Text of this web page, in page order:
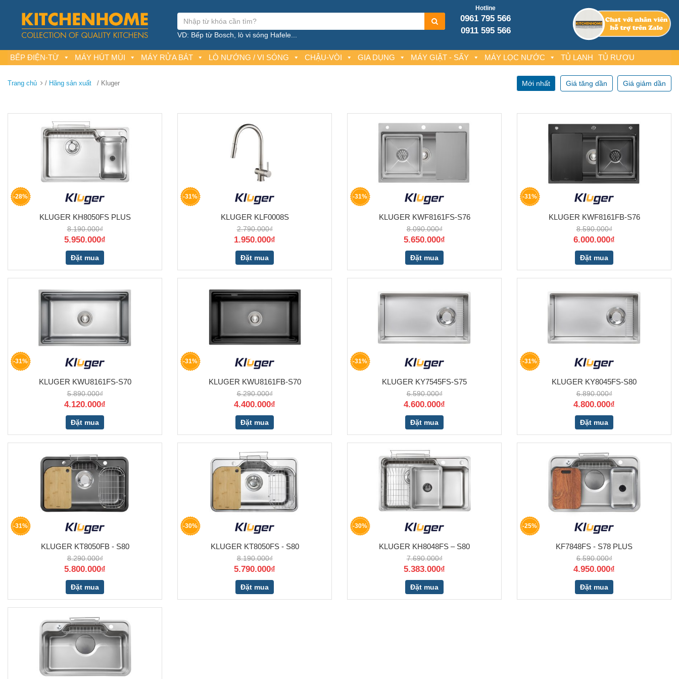
Hotline
0961 795 566
0911 595 566
VD: Bếp từ Bosch, lò vi sóng Hafele...
BẾP ĐIỆN-TỪ MÁY HÚT MÙI MÁY RỬA BÁT LÒ NƯỚNG / VI SÓNG CHẬU-VÒI GIA DỤNG MÁY GIẶT - SẤY MÁY LỌC NƯỚC TỦ LẠNH TỦ RƯỢU
Trang chủ / Hãng sản xuất / Kluger Mới nhất Giá tăng dần Giá giảm dần
-28%
KLUGER KH8050FS PLUS
8.190.000₫
5.950.000₫
Đặt mua
-31%
KLUGER KLF0008S
2.790.000₫
1.950.000₫
Đặt mua
-31%
KLUGER KWF8161FS-S76
8.090.000₫
5.650.000₫
Đặt mua
-31%
KLUGER KWF8161FB-S76
8.590.000₫
6.000.000₫
Đặt mua
-31%
KLUGER KWU8161FS-S70
5.890.000₫
4.120.000₫
Đặt mua
-31%
KLUGER KWU8161FB-S70
6.290.000₫
4.400.000₫
Đặt mua
-31%
KLUGER KY7545FS-S75
6.590.000₫
4.600.000₫
Đặt mua
-31%
KLUGER KY8045FS-S80
6.890.000₫
4.800.000₫
Đặt mua
-31%
KLUGER KT8050FB - S80
8.290.000₫
5.800.000₫
Đặt mua
-30%
KLUGER KT8050FS - S80
8.190.000₫
5.790.000₫
Đặt mua
-30%
KLUGER KH8048FS – S80
7.690.000₫
5.383.000₫
Đặt mua
-25%
KF7848FS - S78 PLUS
6.590.000₫
4.950.000₫
Đặt mua